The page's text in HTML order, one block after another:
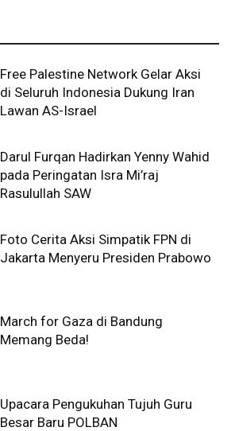
Free Palestine Network Gelar Aksi
di Seluruh Indonesia Dukung Iran
Lawan AS-Israel
Darul Furqan Hadirkan Yenny Wahid
pada Peringatan Isra Mi’raj
Rasulullah SAW
Foto Cerita Aksi Simpatik FPN di
Jakarta Menyeru Presiden Prabowo
March for Gaza di Bandung
Memang Beda!
Upacara Pengukuhan Tujuh Guru
Besar Baru POLBAN